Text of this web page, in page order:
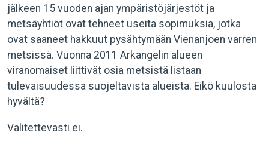
jälkeen 15 vuoden ajan ympäristöjärjestöt ja
metsäyhtiöt ovat tehneet useita sopimuksia, jotka
ovat saaneet hakkuut pysähtymään Vienanjoen varren
metsissä. Vuonna 2011 Arkangelin alueen
viranomaiset liittivät osia metsistä listaan
tulevaisuudessa suojeltavista alueista. Eikö kuulosta
hyvältä?
Valitettevasti ei.